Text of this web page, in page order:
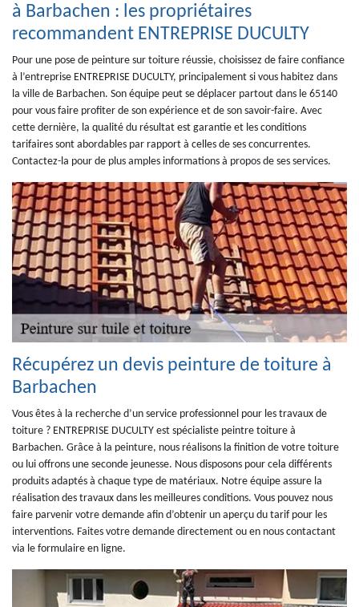
à Barbachen : les propriétaires
recommandent ENTREPRISE DUCULTY
Pour une pose de peinture sur toiture réussie, choisissez de faire confiance
à l’entreprise ENTREPRISE DUCULTY, principalement si vous habitez dans
la ville de Barbachen. Son équipe peut se déplacer partout dans le 65140
pour vous faire profiter de son expérience et de son savoir-faire. Avec
cette dernière, la qualité du résultat est garantie et les conditions
tarifaires sont abordables par rapport à celles de ses concurrentes.
Contactez-la pour de plus amples informations à propos de ses services.
Récupérez un devis peinture de toiture à
Barbachen
Vous êtes à la recherche d’un service professionnel pour les travaux de
toiture ? ENTREPRISE DUCULTY est spécialiste peintre toiture à
Barbachen. Grâce à la peinture, nous réalisons la finition de votre toiture
ou lui offrons une seconde jeunesse. Nous disposons pour cela différents
produits adaptés à chaque type de matériaux. Notre équipe assure la
réalisation des travaux dans les meilleures conditions. Vous pouvez nous
faire parvenir votre demande afin d’obtenir un aperçu du tarif pour les
interventions. Faites votre demande directement ou en nous contactant
via le formulaire en ligne.